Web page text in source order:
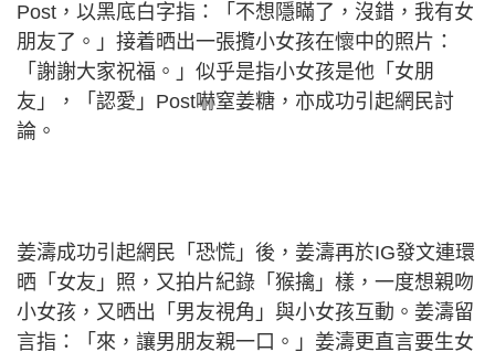
Post，以黑底白字指：「不想隱瞞了，沒錯，我有女
朋友了。」接着晒出一張攬小女孩在懷中的照片：
「謝謝大家祝福。」似乎是指小女孩是他「女朋
友」，「認愛」Post嚇窒姜糖，亦成功引起網民討
論。
姜濤成功引起網民「恐慌」後，姜濤再於IG發文連環
晒「女友」照，又拍片紀錄「猴擒」樣，一度想親吻
小女孩，又晒出「男友視角」與小女孩互動。姜濤留
言指：「來，讓男朋友親一口。」姜濤更直言要生女